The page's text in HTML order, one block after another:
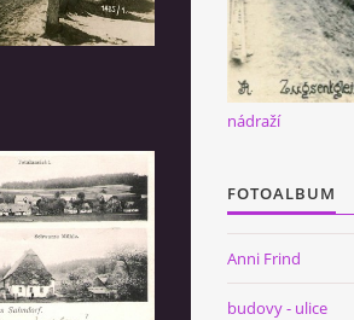
nádraží
FOTOALBUM
Anni Frind
budovy - ulice